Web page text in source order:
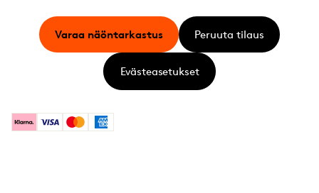
KlarnaVisa MastercardAmerican Express
Varaa näöntarkastus Peruuta tilaus
Evästeasetukset